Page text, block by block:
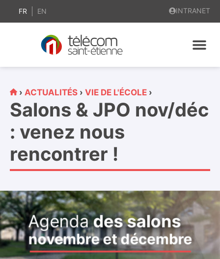
principal
FR EN INTRANET
›ACTUALITÉS ›VIE DE L'ÉCOLE ›
Salons & JPO nov/déc
: venez nous
rencontrer !